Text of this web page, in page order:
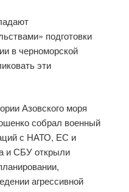
подготовки
в черноморской
эти
Азовского моря
собрал военный
с НАТО, ЕС и
и СБУ открыли
агрессивной